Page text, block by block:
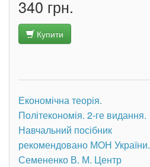
340 грн.
Купити
Економічна теорія.
Політекономія. 2-ге видання.
Навчальний посібник
рекомендовано МОН України.
Семененко В. М. Центр